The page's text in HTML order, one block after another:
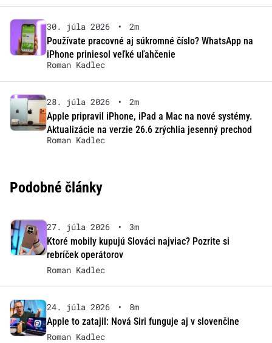
30. júla 2026 •
2m
Používate pracovné aj súkromné číslo? WhatsApp na
iPhone priniesol veľké uľahčenie
Roman Kadlec
28. júla 2026 •
2m
Apple pripravil iPhone, iPad a Mac na nové systémy.
Aktualizácie na verzie 26.6 zrýchlia jesenný prechod
Roman Kadlec
Podobné články
27. júla 2026 •
3m
Ktoré mobily kupujú Slováci najviac? Pozrite si
rebríček operátorov
Roman Kadlec
24. júla 2026 •
8m
Apple to zatajil: Nová Siri funguje aj v slovenčine
Roman Kadlec